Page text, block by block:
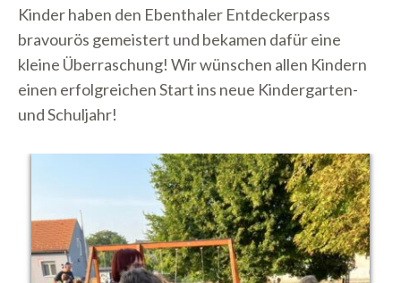
Kinder haben den Ebenthaler Entdeckerpass
bravourös gemeistert und bekamen dafür eine
kleine Überraschung! Wir wünschen allen Kindern
einen erfolgreichen Start ins neue Kindergarten-
und Schuljahr!